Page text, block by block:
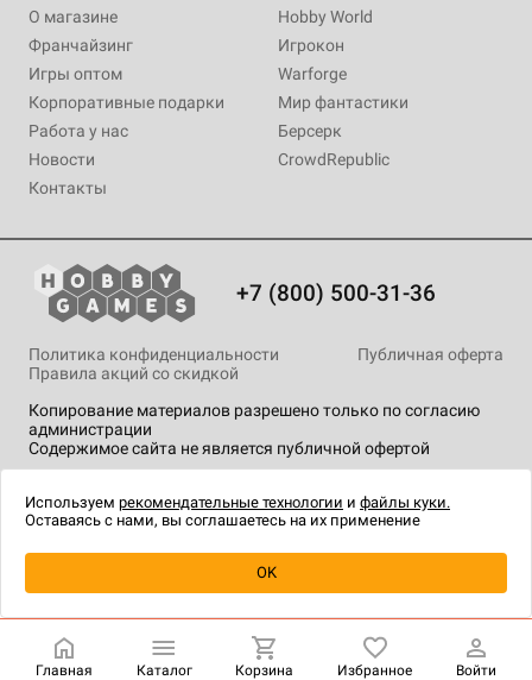
Уведомить о наличии
О магазине
Франчайзинг
Игры оптом
Корпоративные подарки
Работа у нас
Новости
Контакты
Hobby World
Игрокон
Warforge
Мир фантастики
Берсерк
CrowdRepublic
+7 (800) 500-31-36
Копирование материалов разрешено только по согласию
администрации
Содержимое сайта не является публичной офертой
Политика конфиденциальности
Публичная оферта
Правила акций со скидкой
технологии.
Главная Каталог Корзина Избранное Войти
Используем рекомендательные технологии и файлы куки.
Оставаясь с нами, вы соглашаетесь на их применение
OK